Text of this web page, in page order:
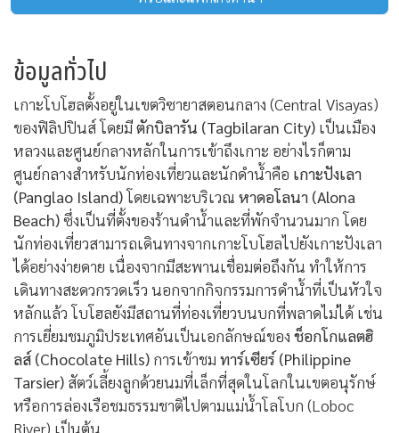
ข้อมูลทั่วไป
เกาะโบโฮลตั้งอยู่ในเขตวิซายาสตอนกลาง (Central Visayas)
ของฟิลิปปินส์ โดยมีตักบิลารัน (Tagbilaran City) เป็นเมือง
หลวงและศูนย์กลางหลักในการเข้าถึงเกาะ อย่างไรก็ตาม
ศูนย์กลางสำหรับนักท่องเที่ยวและนักดำน้ำคือ เกาะปังเลา
(Panglao Island)โดยเฉพาะบริเวณ หาดอโลนา (Alona
Beach)ซึ่งเป็นที่ตั้งของร้านดำน้ำและที่พักจำนวนมาก โดย
นักท่องเที่ยวสามารถเดินทางจากเกาะโบโฮลไปยังเกาะปังเลา
ได้อย่างง่ายดาย เนื่องจากมีสะพานเชื่อมต่อถึงกัน ทำให้การ
เดินทางสะดวกรวดเร็ว นอกจากกิจกรรมการดำน้ำที่เป็นหัวใจ
หลักแล้ว โบโฮลยังมีสถานที่ท่องเที่ยวบนบกที่พลาดไม่ได้ เช่น
การเยี่ยมชมภูมิประเทศอันเป็นเอกลักษณ์ของ ช็อกโกแลตฮิ
ลส์ (Chocolate Hills) การเข้าชม ทาร์เซียร์ (Philippine
Tarsier) สัตว์เลี้ยงลูกด้วยนมที่เล็กที่สุดในโลกในเขตอนุรักษ์
หรือการล่องเรือชมธรรมชาติไปตามแม่น้ำโลโบก (Loboc
River) เป็นต้น